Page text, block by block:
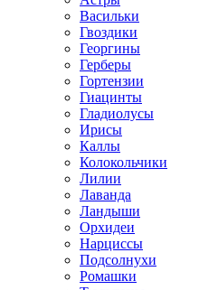
Васильки
Гвоздики
Георгины
Герберы
Гортензии
Гиацинты
Гладиолусы
Ирисы
Каллы
Колокольчики
Лилии
Лаванда
Ландыши
Орхидеи
Нарциссы
Подсолнухи
Ромашки